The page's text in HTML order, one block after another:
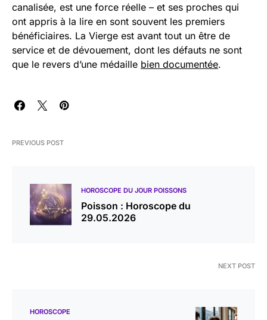
canalisée, est une force réelle – et ses proches qui
ont appris à la lire en sont souvent les premiers
bénéficiaires. La Vierge est avant tout un être de
service et de dévouement, dont les défauts ne sont
que le revers d’une médaille bien documentée.
PREVIOUS POST
HOROSCOPE DU JOUR POISSONS
Poisson : Horoscope du
29.05.2026
NEXT POST
HOROSCOPE